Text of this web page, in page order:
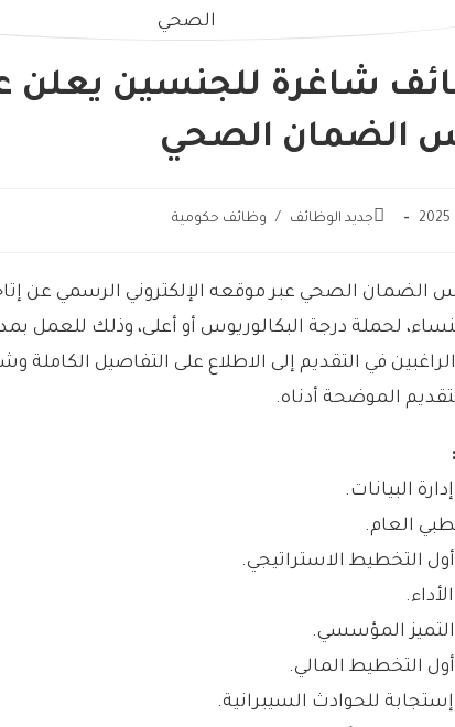
شاغرة للجنسين يعلن
الضمان الصحي
جديد الوظائف / وظائف حكومية
الضمان الصحي عبر موقعه الإلكتروني الرسمي عن
لحملة درجة البكالوريوس أو أعلى، وذلك للعمل
في التقديم إلى الاطلاع على التفاصيل الكاملة
الموضحة أدناه.
البيانات.
العام.
التخطيط الاستراتيجي.
المؤسسي.
التخطيط المالي.
للحوادث السيبرانية.